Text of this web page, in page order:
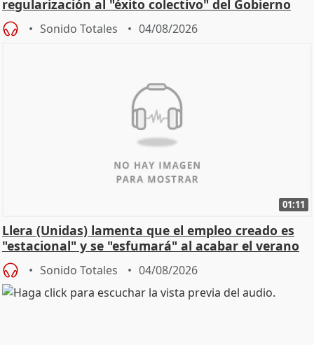
regularización al "éxito colectivo" del Gobierno
Sonido Totales 04/08/2026
01:11
Llera (Unidas) lamenta que el empleo creado es
"estacional" y se "esfumará" al acabar el verano
Sonido Totales 04/08/2026